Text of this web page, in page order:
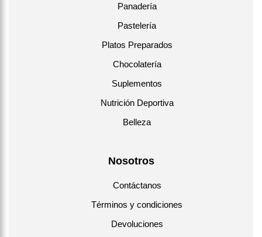
Panadería
Pastelería
Platos Preparados
Chocolatería
Suplementos
Nutrición Deportiva
Belleza
Nosotros
Contáctanos
Términos y condiciones
Devoluciones